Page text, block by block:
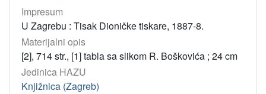
Impresum
U Zagrebu : Tisak Dioničke tiskare, 1887-8.
Materijalni opis
[2], 714 str., [1] tabla sa slikom R. Boškovića ; 24 cm
Jedinica HAZU
Knjižnica (Zagreb)